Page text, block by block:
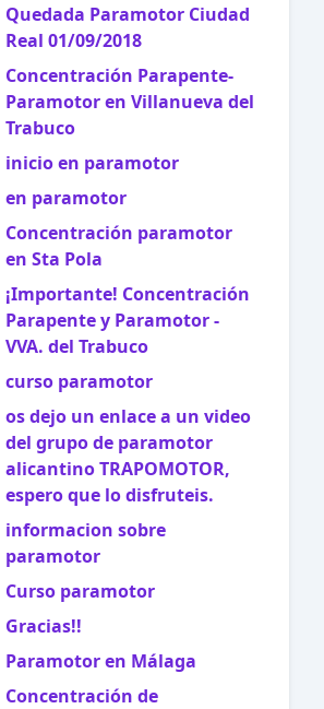
Quedada Paramotor Ciudad
Real 01/09/2018
Concentración Parapente-
Paramotor en Villanueva del
Trabuco
inicio en paramotor
en paramotor
Concentración paramotor
en Sta Pola
¡Importante! Concentración
Parapente y Paramotor -
VVA. del Trabuco
curso paramotor
os dejo un enlace a un video
del grupo de paramotor
alicantino TRAPOMOTOR,
espero que lo disfruteis.
informacion sobre
paramotor
Curso paramotor
Gracias!!
Paramotor en Málaga
Concentración de